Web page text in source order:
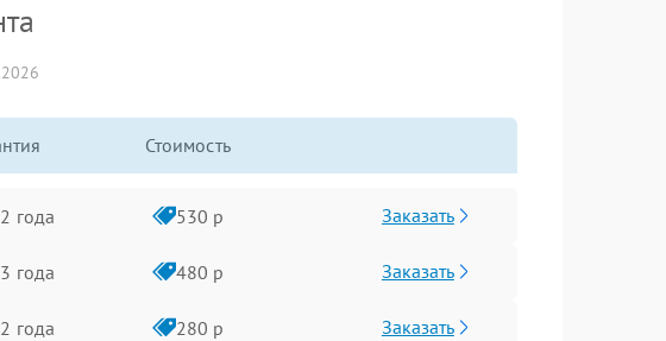
Стоимость
2 года 530 р Заказать
3 года 480 р Заказать
2 года 280 р Заказать